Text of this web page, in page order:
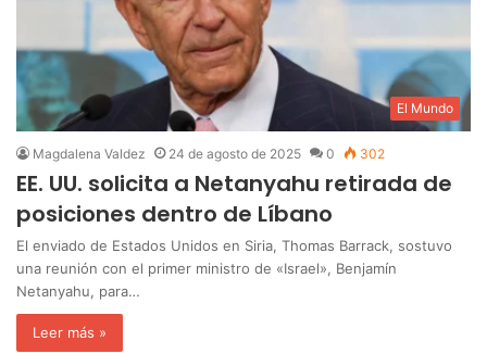
El Mundo
Magdalena Valdez 24 de agosto de 2025 0 302
EE. UU. solicita a Netanyahu retirada de
posiciones dentro de Líbano
El enviado de Estados Unidos en Siria, Thomas Barrack, sostuvo
una reunión con el primer ministro de «Israel», Benjamín
Netanyahu, para…
Leer más »